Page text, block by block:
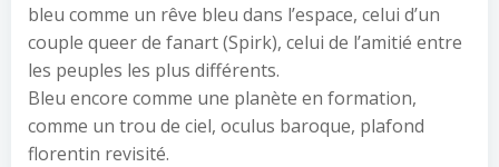
bleu comme un rêve bleu dans l’espace, celui d’un
couple queer de fanart (Spirk), celui de l’amitié entre
les peuples les plus différents.
Bleu encore comme une planète en formation,
comme un trou de ciel, oculus baroque, plafond
florentin revisité.